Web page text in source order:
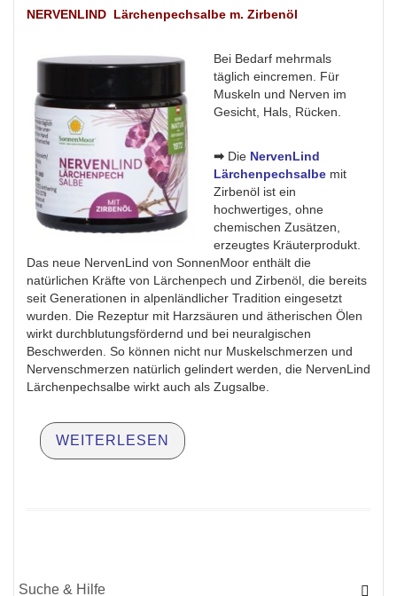
NERVENLIND Lärchenpechsalbe m. Zirbenöl
Bei Bedarf mehrmals
täglich eincremen. Für
Muskeln und Nerven im
Gesicht, Hals, Rücken.
➡ Die NervenLind
Lärchenpechsalbe mit
Zirbenöl ist ein
hochwertiges, ohne
chemischen Zusätzen,
erzeugtes Kräuterprodukt.
Das neue NervenLind von SonnenMoor enthält die
natürlichen Kräfte von Lärchenpech und Zirbenöl, die bereits
seit Generationen in alpenländlicher Tradition eingesetzt
wurden. Die Rezeptur mit Harzsäuren und ätherischen Ölen
wirkt durchblutungsfördernd und bei neuralgischen
Beschwerden. So können nicht nur Muskelschmerzen und
Nervenschmerzen natürlich gelindert werden, die NervenLind
Lärchenpechsalbe wirkt auch als Zugsalbe.
WEITERLESEN